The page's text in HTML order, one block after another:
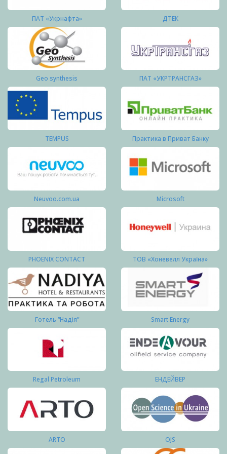
ПАТ «Укрнафта» ДТЕК
Geo synthesis ПАТ «УКРТРАНСГАЗ»
TEMPUS Практика в Приват Банку
Neuvoo.com.ua Microsoft
PHOENIX CONTACT ТОВ «Хоневелл Україна»
Готель “Надія” Smart Energy
Regal Petroleum ЕНДЕЙВЕР
ARTO OJS